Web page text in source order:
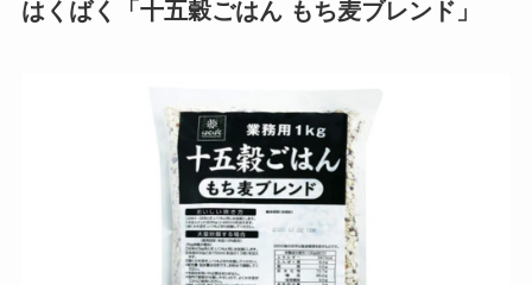
はくばく「十五穀ごはん もち麦ブレンド」